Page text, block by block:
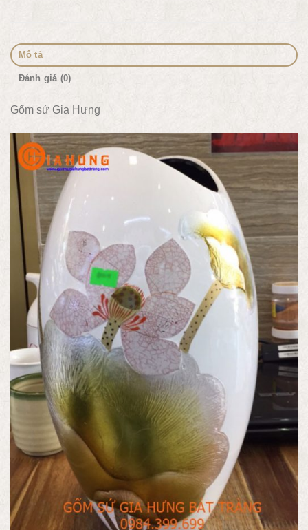
Mô tả
Đánh giá (0)
Gốm sứ Gia Hưng